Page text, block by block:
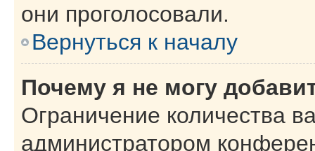
они проголосовали.
Вернуться к началу
Почему я не могу
Ограничение количества
администратором